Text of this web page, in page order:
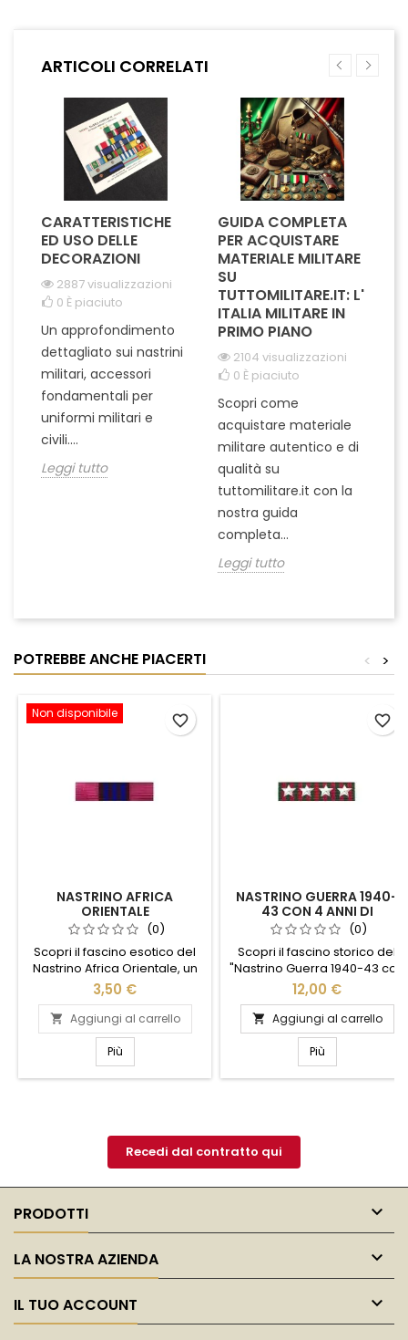
hanno lasciato un'impronta
suo...
storico. Il suo design
rende un pezzo unico,...
ARTICOLI CORRELATI
CARATTERISTICHE
ED USO DELLE
DECORAZIONI
2887 visualizzazioni
0 È piaciuto
Un approfondimento
dettagliato sui nastrini
militari, accessori
fondamentali per
uniformi militari e
civili....
Leggi tutto
GUIDA COMPLETA
PER ACQUISTARE
MATERIALE MILITARE
SU
TUTTOMILITARE.IT: L'
ITALIA MILITARE IN
PRIMO PIANO
2104 visualizzazioni
0 È piaciuto
Scopri come
acquistare materiale
militare autentico e di
qualità su
tuttomilitare.it con la
nostra guida
completa...
Leggi tutto
POTREBBE ANCHE PIACERTI >
<
Non disponibile
NASTRINO AFRICA
ORIENTALE
(0)
Scopri il fascino esotico del
Nastrino Africa Orientale, un
accessorio unico che
aggiunge un tocco di
eleganza e avventura al tuo
stile. Realizzato con materiali
di alta qualità, questo
nastrino presenta motivi
ispirati alle vibranti culture
design raffinati. Perfetto per
personalizzare borse,
cappelli o...
3,50 €
 Aggiungi al carrello
Più
favorite_border
NASTRINO GUERRA 1940-
43 CON 4 ANNI DI
CAMPAGNE(0)
Scopri il fascino storico del
"Nastrino Guerra 1940-43 con
4 anni di campagne", un
simbolo di coraggio e
dedizione. Questo nastrino
rappresenta quattro anni di
impegno e sacrificio durante
un periodo cruciale della
storia. Realizzato con
appassionati di storia
militare. Ogni dettaglio
racconta una...
12,00 €
 Aggiungi al carrello
Più
favorite_border
Recedi dal contratto qui
PRODOTTI 
LA NOSTRA AZIENDA 
IL TUO ACCOUNT 